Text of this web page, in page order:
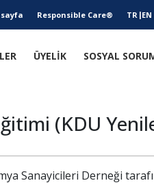
Responsible Care® TR EN
ÜYELİK SOSYAL
(KDU
Sanayicileri Derneği